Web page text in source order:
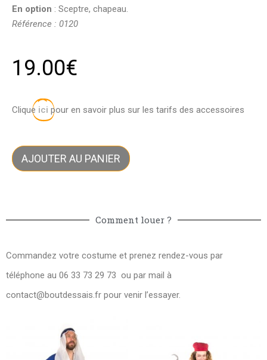
En option : Sceptre, chapeau.
Référence : 0120
19.00€
Clique ici pour en savoir plus sur les tarifs des accessoires
AJOUTER AU PANIER
Comment louer ?
Commandez votre costume et prenez rendez-vous par
téléphone au 06 33 73 29 73 ou par mail à
contact@boutdessais.fr pour venir l’essayer.